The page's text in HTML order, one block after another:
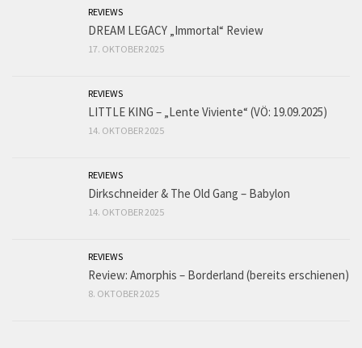
REVIEWS
DREAM LEGACY „Immortal“ Review
17. OKTOBER 2025
REVIEWS
LITTLE KING – „Lente Viviente“ (VÖ: 19.09.2025)
14. OKTOBER 2025
REVIEWS
Dirkschneider & The Old Gang – Babylon
14. OKTOBER 2025
REVIEWS
Review: Amorphis – Borderland (bereits erschienen)
8. OKTOBER 2025